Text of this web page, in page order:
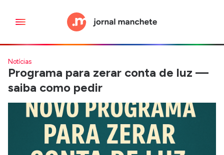
Notícias
Programa para zerar conta de luz —
saiba como pedir